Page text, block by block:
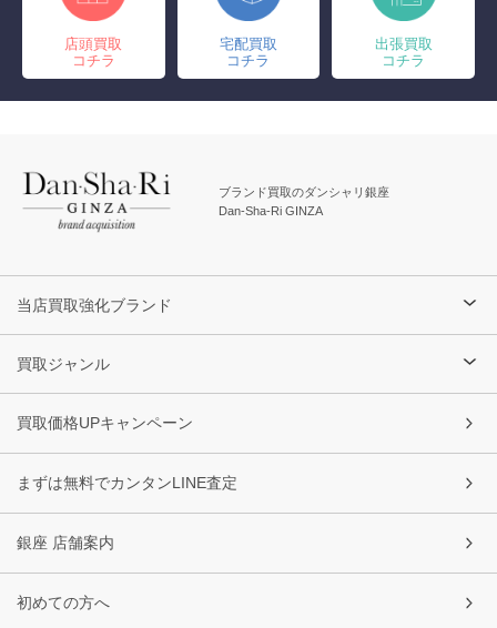
店頭買取
コチラ
宅配買取
コチラ
出張買取
コチラ
ブランド買取のダンシャリ銀座
Dan-Sha-Ri GINZA
当店買取強化ブランド
買取ジャンル
買取価格UPキャンペーン
まずは無料でカンタンLINE査定
銀座 店舗案内
初めての方へ